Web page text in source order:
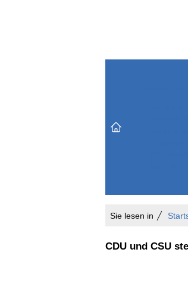
Sie lesen in
CDU und CSU